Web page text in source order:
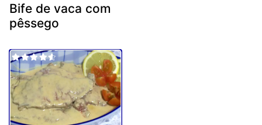
Bife de vaca com
pêssego